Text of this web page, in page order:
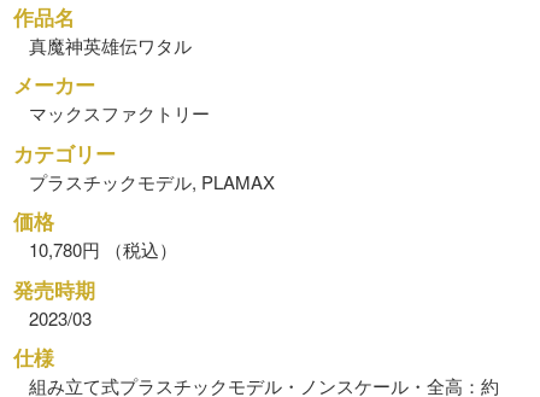
作品名
真魔神英雄伝ワタル
メーカー
マックスファクトリー
カテゴリー
プラスチックモデル, PLAMAX
価格
10,780円 （税込）
発売時期
2023/03
仕様
組み立て式プラスチックモデル・ノンスケール・全高：約